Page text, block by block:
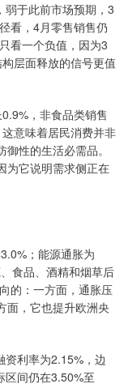
弱于此前市场预期，3
看，4月零售销售仍
看一个负值，因为3
层面释放的信号更值
，非食品类销售
意味着居民消费并非
性的生活必需品。
为它说明需求侧正在
；能源通胀为
食品、酒精和烟草后
的：一方面，通胀压
面，它也提升欧洲央
利率为2.15%，边
区间仍在3.50%至